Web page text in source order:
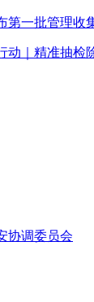
第一批管理收
动｜精准抽检
协调委员会